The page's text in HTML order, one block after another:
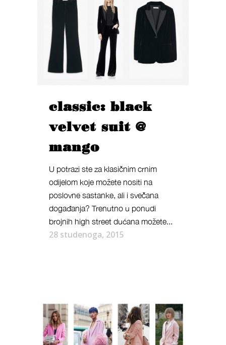
classic: black
velvet suit @
mango
U potrazi ste za klasičnim crnim
odijelom koje možete nositi na
poslovne sastanke, ali i svečana
događanja? Trenutno u ponudi
brojnih high street dućana možete...
28 studenoga, 2015